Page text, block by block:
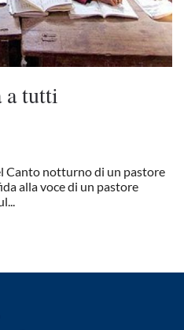
a tutti
Canto notturno di un pastore
alla voce di un pastore